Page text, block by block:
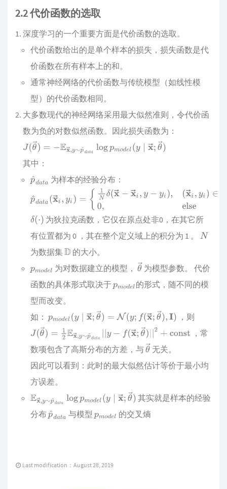
2.2 代价函数的选取
深度学习的一个重要方面是代价函数的选取。
代价函数给出的是单个样本的损失，损失函数是代
价函数在所有样本上的和。
通常神经网络的代价函数与传统模型（如线性模
型）的代价函数相同。
大多数现代的神经网络采用最大似然准则，令代价函
数为负的对数似然函数。因此损失函数为：
其中：
为样本的经验分布：
为狄拉克函数，它仅在原点处非0，在其它所
有位置都为 0 ，其在整个定义域上的积分为 1 。
为数据集
的大小。
为对数据建立的模型，
为模型参数。 代价
函数的具体形式取决于
的形式，随不同的模
型而改变。
如：
，则
，常
数项包含了高斯分布的方差，与
无关。
因此可以看到：此时的最大似然估计等价于最小均
方误差。
其实就是样本的经验
分布
与模型 的交叉熵
Last modification：August 28, 2019